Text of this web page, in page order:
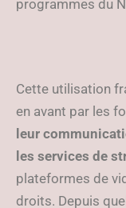
programmes du
Cette utilisation
en avant par les
leur
les services de
plateformes de
droits. Depuis